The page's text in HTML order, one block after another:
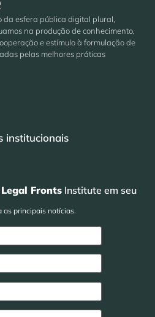
esfera pública digital plural,
na produção de conhecimento,
e estímulo à formulação de
pelas melhores práticas
institucionais
Legal Fronts Institute em seu
as principais notícias.